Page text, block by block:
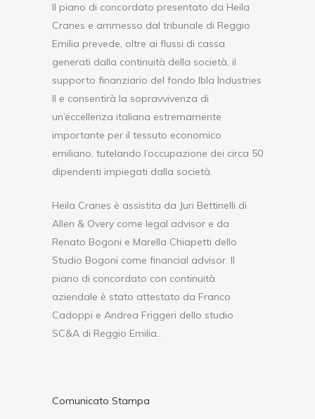
Il piano di concordato presentato da Heila
Cranes e ammesso dal tribunale di Reggio
Emilia prevede, oltre ai flussi di cassa
generati dalla continuità della società, il
supporto finanziario del fondo Ibla Industries
II e consentirà la sopravvivenza di
un’eccellenza italiana estremamente
importante per il tessuto economico
emiliano, tutelando l’occupazione dei circa 50
dipendenti impiegati dalla società.
Heila Cranes è assistita da Juri Bettinelli di
Allen & Overy come legal advisor e da
Renato Bogoni e Marella Chiapetti dello
Studio Bogoni come financial advisor. Il
piano di concordato con continuità
aziendale è stato attestato da Franco
Cadoppi e Andrea Friggeri dello studio
SC&A di Reggio Emilia..
Comunicato Stampa